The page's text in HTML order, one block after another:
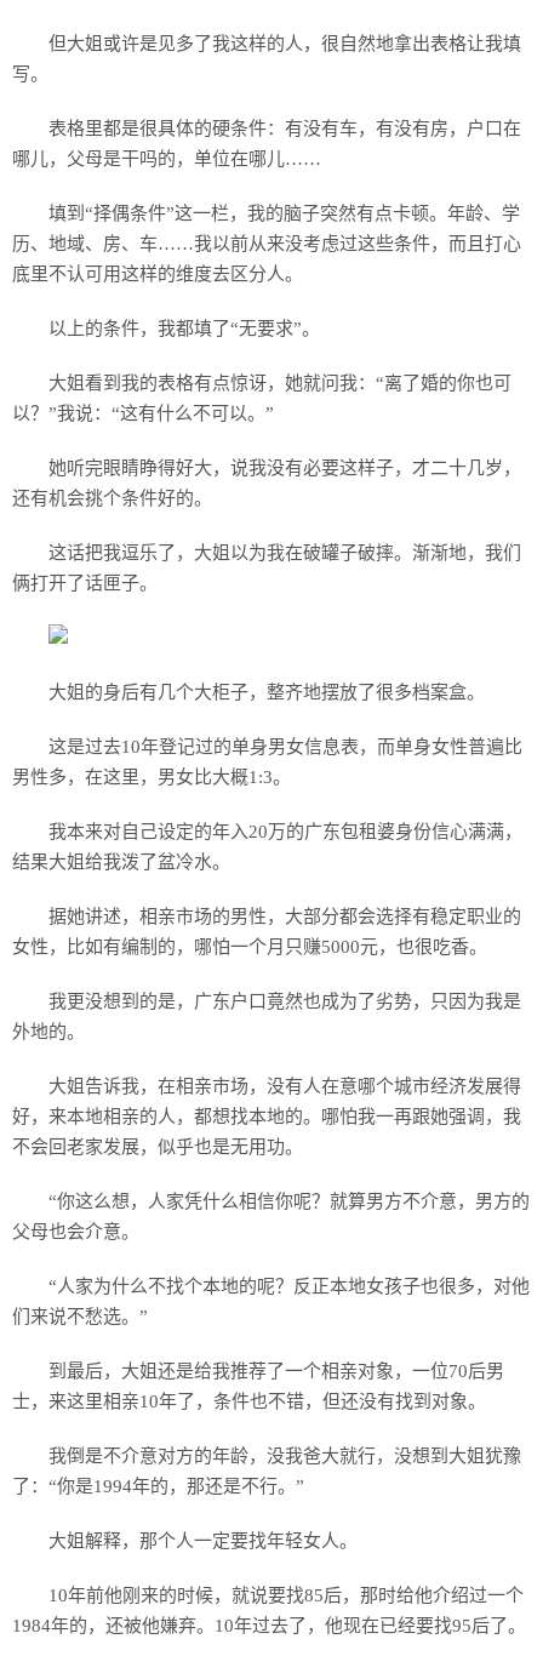
但大姐或许是见多了我这样的人，很自然地拿出表格让我填
写。
表格里都是很具体的硬条件：有没有车，有没有房，户口在
哪儿，父母是干吗的，单位在哪儿……
填到“择偶条件”这一栏，我的脑子突然有点卡顿。年龄、学
历、地域、房、车……我以前从来没考虑过这些条件，而且打心
底里不认可用这样的维度去区分人。
以上的条件，我都填了“无要求”。
大姐看到我的表格有点惊讶，她就问我：“离了婚的你也可
以？”我说：“这有什么不可以。”
她听完眼睛睁得好大，说我没有必要这样子，才二十几岁，
还有机会挑个条件好的。
这话把我逗乐了，大姐以为我在破罐子破摔。渐渐地，我们
俩打开了话匣子。
大姐的身后有几个大柜子，整齐地摆放了很多档案盒。
这是过去10年登记过的单身男女信息表，而单身女性普遍比
男性多，在这里，男女比大概1:3。
我本来对自己设定的年入20万的广东包租婆身份信心满满，
结果大姐给我泼了盆冷水。
据她讲述，相亲市场的男性，大部分都会选择有稳定职业的
女性，比如有编制的，哪怕一个月只赚5000元，也很吃香。
我更没想到的是，广东户口竟然也成为了劣势，只因为我是
外地的。
大姐告诉我，在相亲市场，没有人在意哪个城市经济发展得
好，来本地相亲的人，都想找本地的。哪怕我一再跟她强调，我
不会回老家发展，似乎也是无用功。
“你这么想，人家凭什么相信你呢？就算男方不介意，男方的
父母也会介意。
“人家为什么不找个本地的呢？反正本地女孩子也很多，对他
们来说不愁选。”
到最后，大姐还是给我推荐了一个相亲对象，一位70后男
士，来这里相亲10年了，条件也不错，但还没有找到对象。
我倒是不介意对方的年龄，没我爸大就行，没想到大姐犹豫
了：“你是1994年的，那还是不行。”
大姐解释，那个人一定要找年轻女人。
10年前他刚来的时候，就说要找85后，那时给他介绍过一个
1984年的，还被他嫌弃。10年过去了，他现在已经要找95后了。